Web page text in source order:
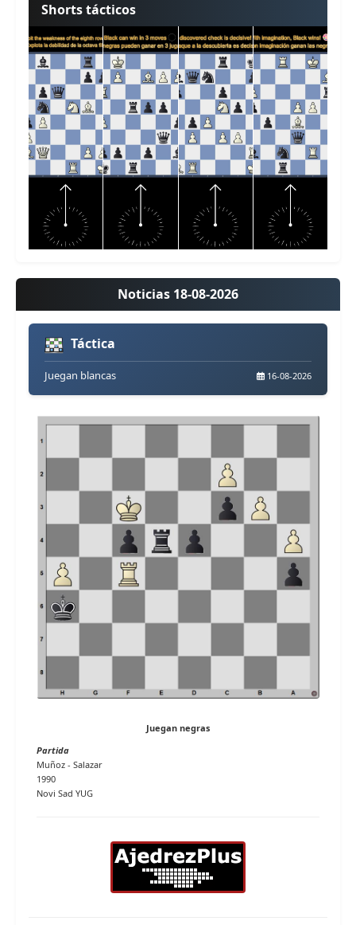
Shorts tácticos
Noticias 18-08-2026
Táctica
Juegan blancas 16-08-2026
Juegan negras
Partida
Muñoz - Salazar
1990
Novi Sad YUG